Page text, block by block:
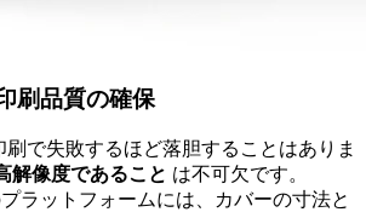
刷品質の確保
で失敗するほど落胆することはありま
解像度であること は不可欠です。
ラットフォームには、カバーの寸法と